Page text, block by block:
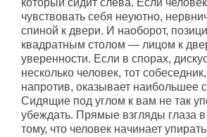
который сидит слева. Если
чувствовать себя неуютно,
спиной к двери. И наоборот,
квадратным столом — лицом к
уверенности. Если в спорах,
несколько человек, тот
напротив, оказывает наибольшее
Сидящие под углом к вам не так
убеждать. Прямые взгляды глаза в
тому, что человек начинает